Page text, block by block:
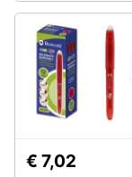
€ 7,02